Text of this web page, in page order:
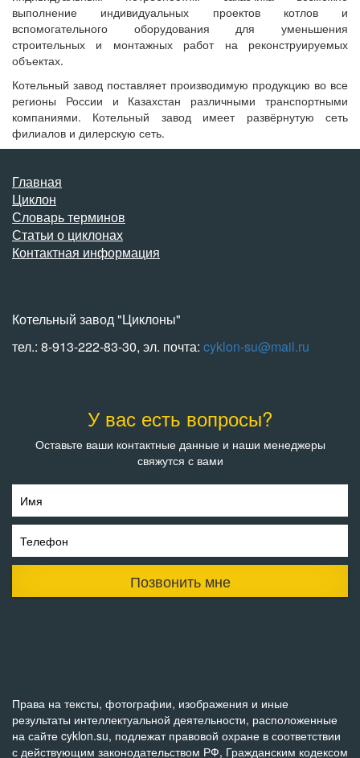
выполнение индивидуальных проектов котлов и
вспомогательного оборудования для уменьшения
строительных и монтажных работ на реконструируемых
объектах.
Котельный завод поставляет производимую продукцию во все
регионы России и Казахстан различными транспортными
компаниями. Котельный завод имеет развёрнутую сеть
филиалов и дилерскую сеть.
Главная
Циклон
Словарь терминов
Статьи о циклонах
Контактная информация
Котельный завод "Циклоны"
тел.: 8-913-222-83-30, эл. почта: cyklon-su@mail.ru
У вас есть вопросы?
Оставьте ваши контактные данные и наши менеджеры
свяжутся с вами
Имя
Телефон
Позвонить мне
Права на тексты, фотографии, изображения и иные
результаты интеллектуальной деятельности, расположенные
на сайте cyklon.su, подлежат правовой охране в соответствии
с действующим законодательством РФ, Гражданским кодексом